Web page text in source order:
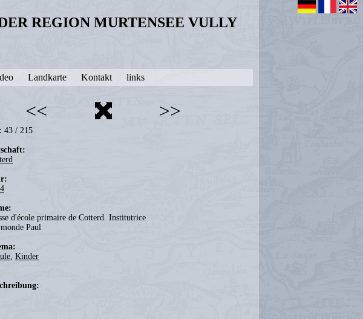
REGION MURTENSEE VULLY
Landkarte Kontakt links
<< >>
43 / 215
d'école primaire de Cotterd. Institutrice
Paul
, Kinder